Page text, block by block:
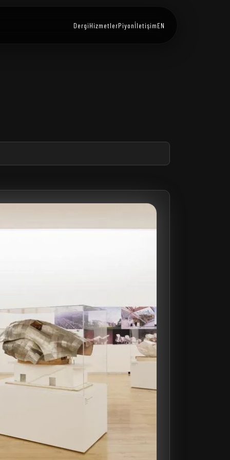
DergiHizmetlerPiyonİletişimEN